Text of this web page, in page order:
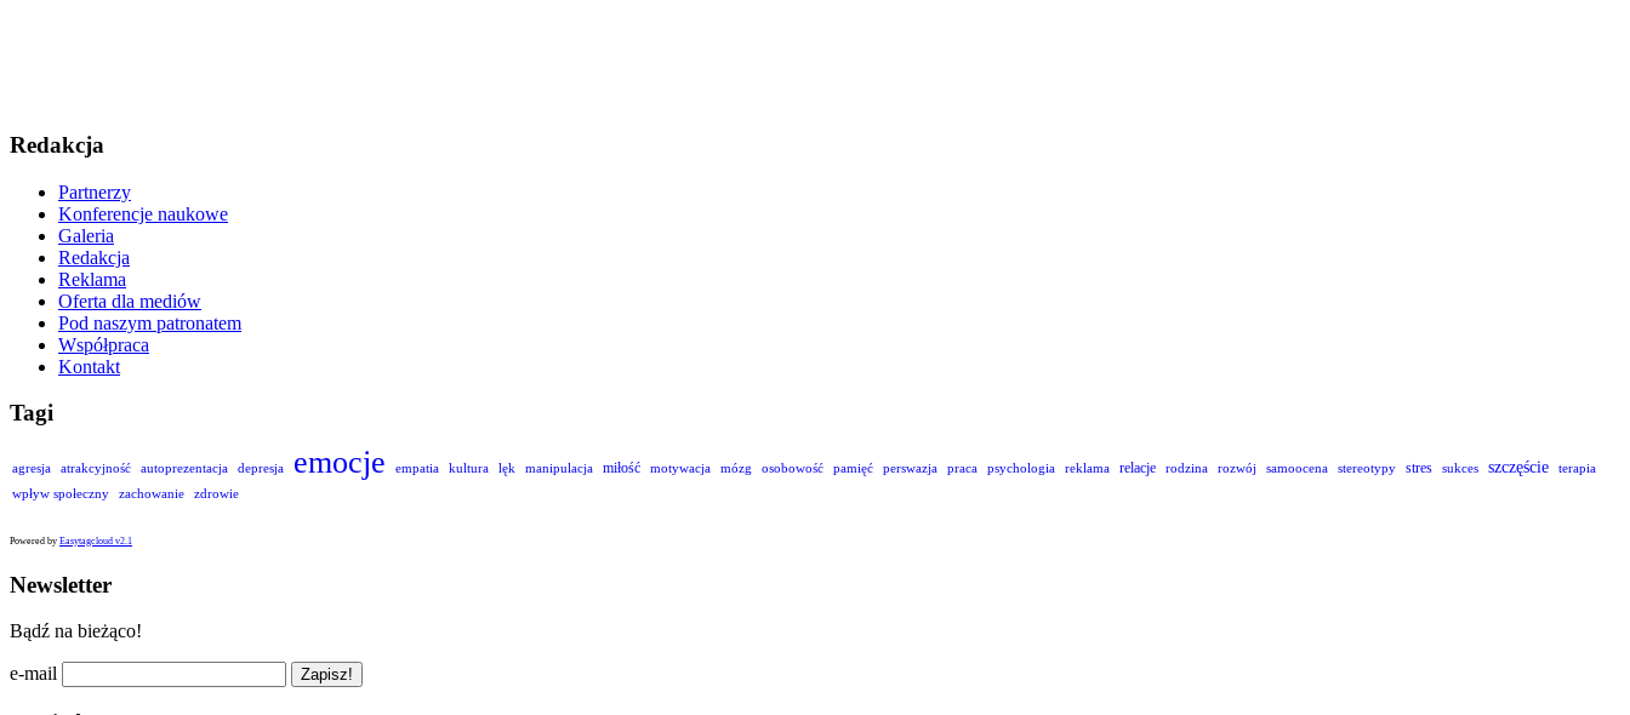
Redakcja
Partnerzy
Konferencje naukowe
Galeria
Redakcja
Reklama
Oferta dla mediów
Pod naszym patronatem
Współpraca
Kontakt
Tagi
agresja atrakcyjność autoprezentacja depresja emocje empatia kultura lęk manipulacja miłość motywacja mózg osobowość pamięć perswazja praca psychologia reklama relacje rodzina rozwój samoocena stereotypy stres sukces szczęście
terapia
wpływ społeczny
zachowanie zdrowie
Powered by Easytagcloud v2.1
Newsletter
Bądź na bieżąco!
e-mail